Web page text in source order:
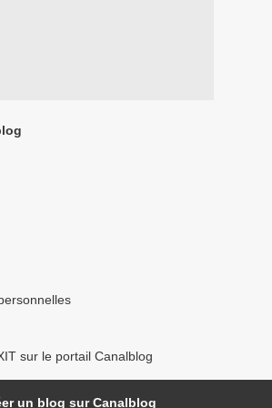
sur le portail Canalblog
un blog sur Canalblog